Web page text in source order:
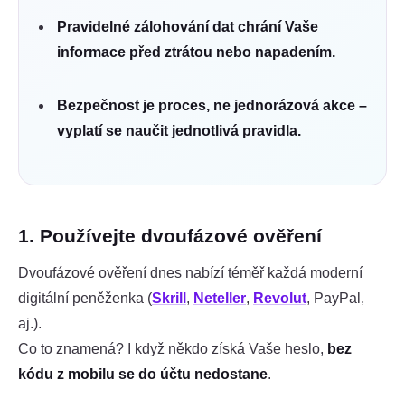
Pravidelné zálohování dat chrání Vaše
informace před ztrátou nebo napadením.
Bezpečnost je proces, ne jednorázová akce –
vyplatí se naučit jednotlivá pravidla.
1. Používejte dvoufázové ověření
Dvoufázové ověření dnes nabízí téměř každá moderní
digitální peněženka (Skrill , Neteller, Revolut, PayPal,
aj.).
Co to znamená? I když někdo získá Vaše heslo, bez
kódu z mobilu se do účtu nedostane.